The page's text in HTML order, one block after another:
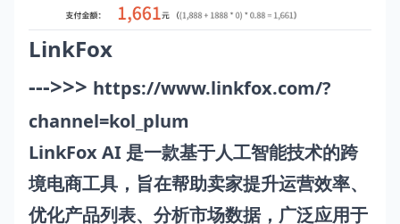
LinkFox
--->>> https://www.linkfox.com/?
channel=kol_plum
LinkFox AI 是一款基于人工智能技术的跨
境电商工具，旨在帮助卖家提升运营效率、
优化产品列表、分析市场数据，广泛应用于